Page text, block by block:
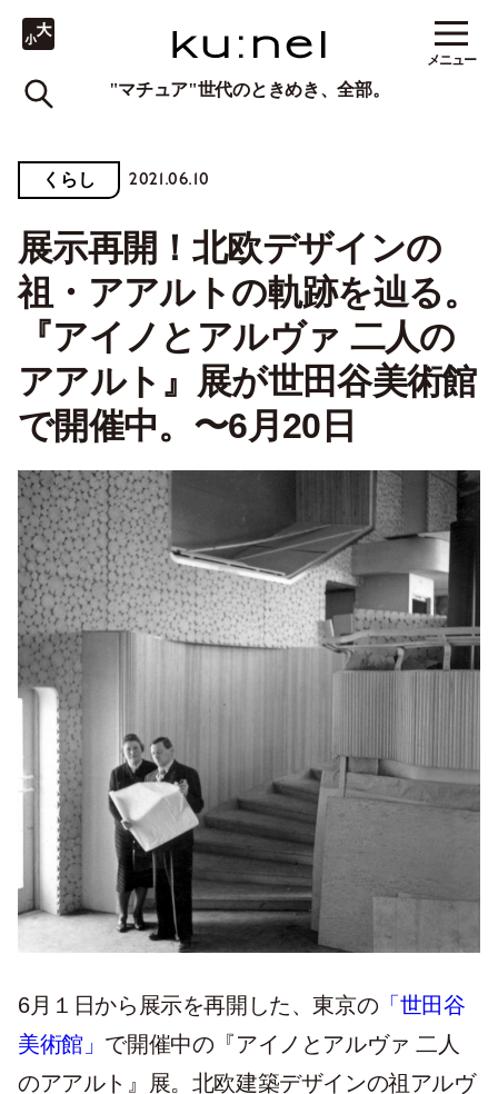
"マチュア"世代のときめき、全部。
メニュー
くらし 2021.06.10
展示再開！北欧デザインの
祖・アアルトの軌跡を辿る。
『アイノとアルヴァ 二人の
アアルト』展が世田谷美術館
で開催中。〜6月20日
6月１日から展示を再開した、東京の 「世田谷
美術館」 で開催中の『アイノとアルヴァ 二人
のアアルト』展。北欧建築デザインの祖アルヴ